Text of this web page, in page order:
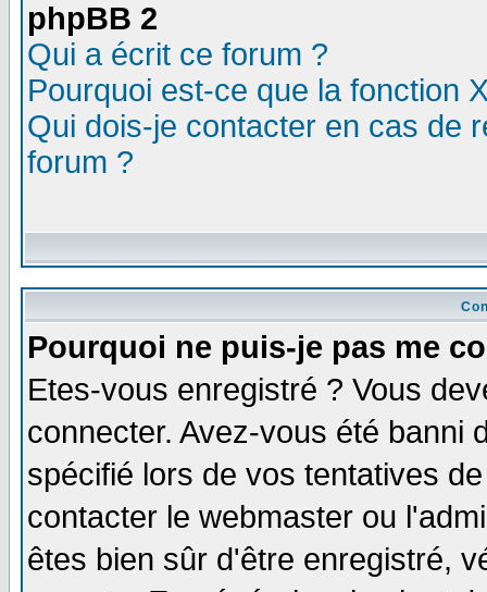
phpBB 2
Qui a écrit ce forum ?
Pourquoi est-ce que la fonction
Qui dois-je contacter en cas de
forum ?
Pourquoi ne puis-je pas me
Etes-vous enregistré ? Vous
connecter. Avez-vous été banni
spécifié lors de vos tentatives
contacter le webmaster ou
êtes bien sûr d'être enregistré,